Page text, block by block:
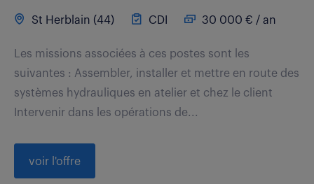
St Herblain (44) CDI 30 000 € / an
Les missions associées à ces postes sont les
suivantes : Assembler, installer et mettre en route des
systèmes hydrauliques en atelier et chez le client
Intervenir dans les opérations de...
voir l'offre